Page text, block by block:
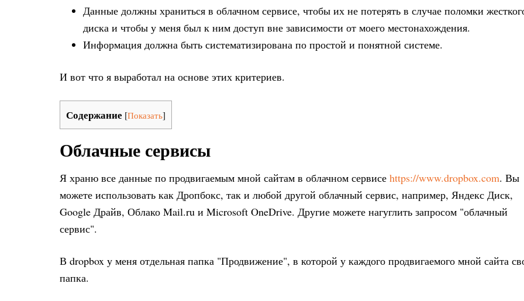
Данные должны храниться в облачном сервисе, чтобы их не потерять в случае поломки
диска и чтобы у меня был к ним доступ вне зависимости от моего местонахождения.
Информация должна быть систематизирована по простой и понятной системе.
И вот что я выработал на основе этих критериев.
Содержание [Показать]
Облачные сервисы
Я храню все данные по продвигаемым мной сайтам в облачном сервисе https://www.dropbox.com. Вы
можете использовать как Дропбокс, так и любой другой облачный сервис, например, Яндекс Диск,
Google Драйв, Облако Mail.ru и Microsoft OneDrive. Другие можете нагуглить запросом "облачный
сервис".
В dropbox у меня отдельная папка "Продвижение", в которой у каждого продвигаемого мной сайта
папка.